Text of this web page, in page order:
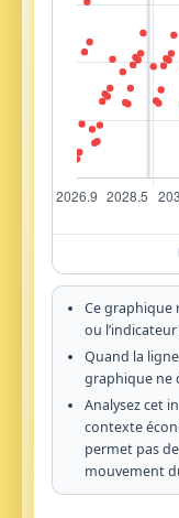
Ce graphique
ou
Quand la
graphique ne
Analysez cet
contexte
permet pas
mouvement